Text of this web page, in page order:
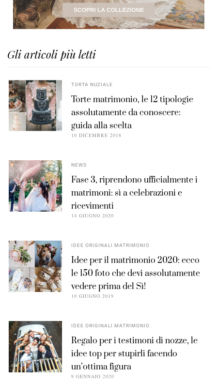
Gli articoli più letti
TORTA NUZIALE
Torte matrimonio, le 12 tipologie
assolutamente da conoscere:
guida alla scelta
10 DICEMBRE 2018
NEWS
Fase 3, riprendono ufficialmente i
matrimoni: sì a celebrazioni e
ricevimenti
14 GIUGNO 2020
IDEE ORIGINALI MATRIMONIO
Idee per il matrimonio 2020: ecco
le 150 foto che devi assolutamente
vedere prima del Sì!
10 GIUGNO 2019
IDEE ORIGINALI MATRIMONIO
Regalo per i testimoni di nozze, le
idee top per stupirli facendo
un’ottima figura
9 GENNAIO 2020